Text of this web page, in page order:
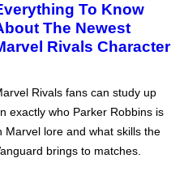
To Know
The Newest
Rivals Character
Rivals fans can study up
exactly who Parker Robbins is
Marvel lore and what skills the
brings to matches.